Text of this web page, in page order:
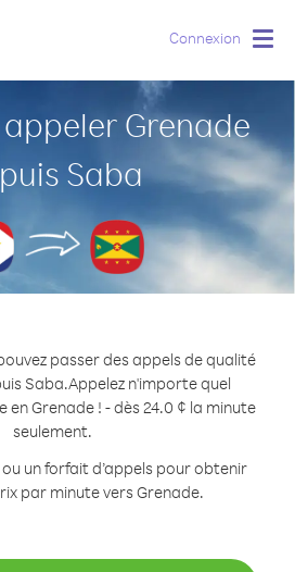
Connexion
Grenade
Saba
passer des appels de qualité
Saba.Appelez n'importe quel
en Grenade ! - dès 24.0 ¢ la minute
seulement.
un forfait d’appels pour obtenir
par minute vers Grenade.